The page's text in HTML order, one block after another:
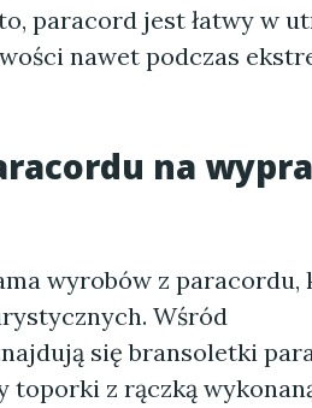
paracord jest łatwy w
nawet podczas
na
wyrobów z paracordu,
Wśród
się bransoletki
toporki z rączką